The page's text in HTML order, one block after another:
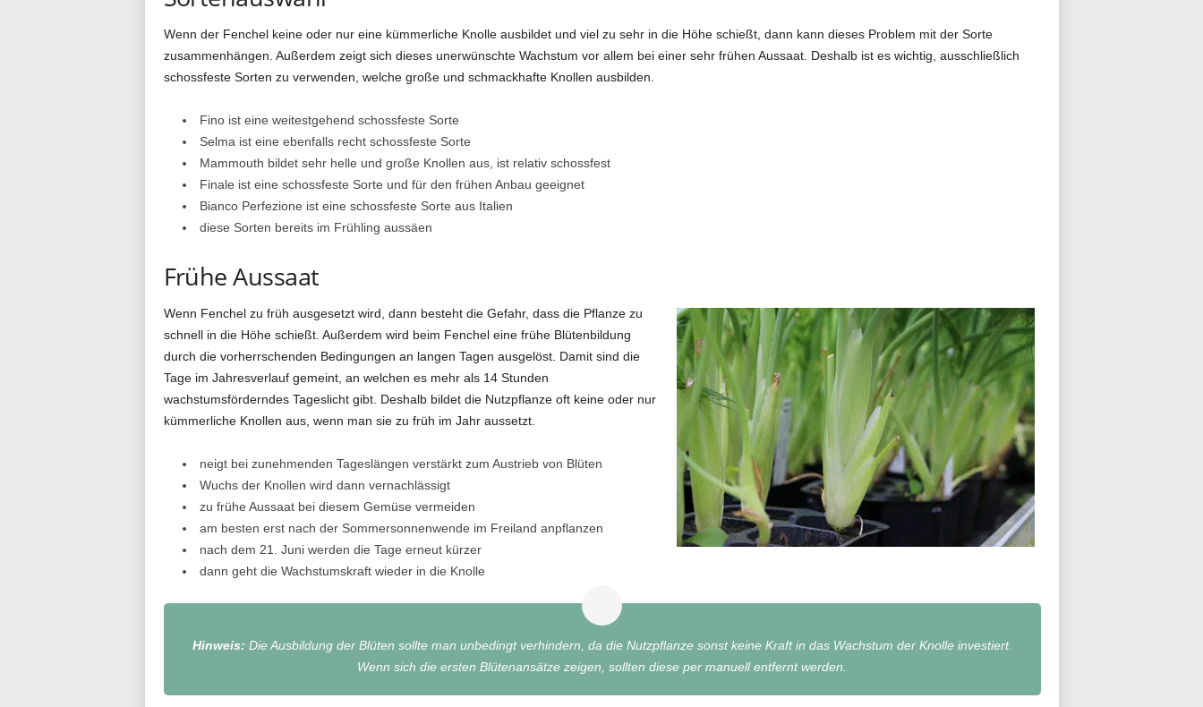
e
Wenn der Fenchel keine oder nur eine kümmerliche Knolle ausbildet und viel zu sehr in die Höhe schießt, dann kann dieses Problem mit der Sorte
zusammenhängen. Außerdem zeigt sich dieses unerwünschte Wachstum vor allem bei einer sehr frühen Aussaat. Deshalb ist es wichtig, ausschließlich
schossfeste Sorten zu verwenden, welche große und schmackhafte Knollen ausbilden.
Fino ist eine weitestgehend schossfeste Sorte
Selma ist eine ebenfalls recht schossfeste Sorte
Mammouth bildet sehr helle und große Knollen aus, ist relativ schossfest
Finale ist eine schossfeste Sorte und für den frühen Anbau geeignet
Bianco Perfezione ist eine schossfeste Sorte aus Italien
diese Sorten bereits im Frühling aussäen
Frühe Aussaat
Wenn Fenchel zu früh ausgesetzt wird, dann besteht die Gefahr, dass die Pflanze zu
schnell in die Höhe schießt. Außerdem wird beim Fenchel eine frühe Blütenbildung
durch die vorherrschenden Bedingungen an langen Tagen ausgelöst. Damit sind die
Tage im Jahresverlauf gemeint, an welchen es mehr als 14 Stunden
wachstumsförderndes Tageslicht gibt. Deshalb bildet die Nutzpflanze oft keine oder nur
kümmerliche Knollen aus, wenn man sie zu früh im Jahr aussetzt.
neigt bei zunehmenden Tageslängen verstärkt zum Austrieb von Blüten
Wuchs der Knollen wird dann vernachlässigt
zu frühe Aussaat bei diesem Gemüse vermeiden
am besten erst nach der Sommersonnenwende im Freiland anpflanzen
nach dem 21. Juni werden die Tage erneut kürzer
dann geht die Wachstumskraft wieder in die Knolle
Hinweis: Die Ausbildung der Blüten sollte man unbedingt verhindern, da die Nutzpflanze sonst keine Kraft in das Wachstum der Knolle investiert.
Wenn sich die ersten Blütenansätze zeigen, sollten diese per manuell entfernt werden.